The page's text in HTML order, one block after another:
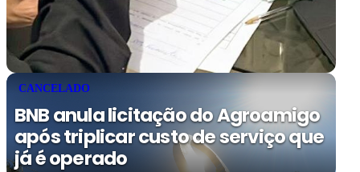
CANCELADO
BNB anula licitação do Agroamigo
após triplicar custo de serviço que
já é operado